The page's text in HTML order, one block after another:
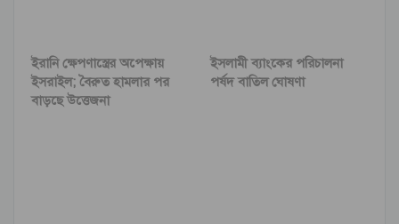
ইরানি ক্ষেপণাস্ত্রের অপেক্ষায়
ইসরাইল; বৈরুত হামলার পর
বাড়ছে উত্তেজনা
ইসলামী ব্যাংকের পরিচালনা
পর্ষদ বাতিল ঘোষণা